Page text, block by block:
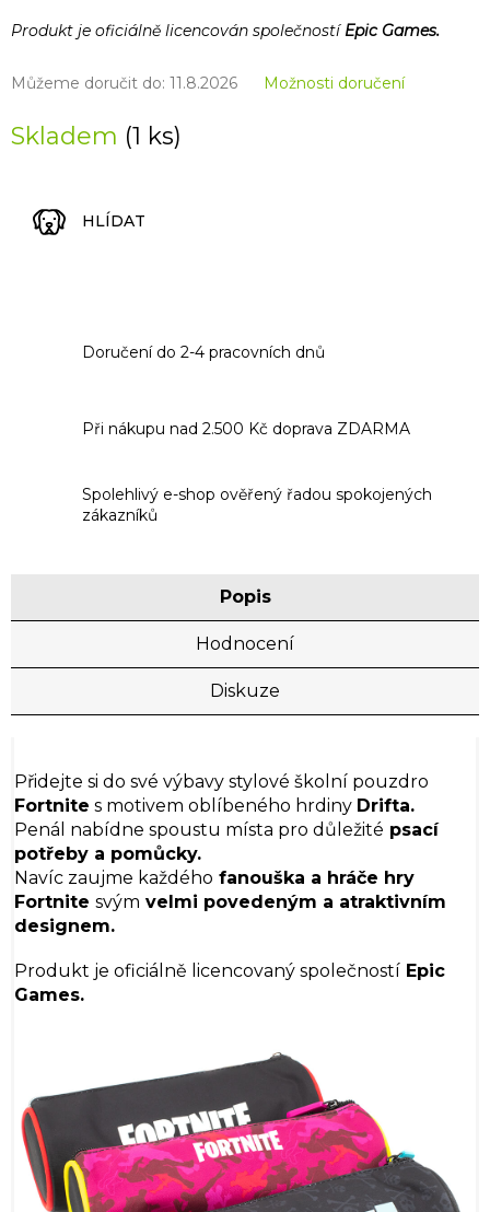
Skladem (1 ks)
Můžeme doručit do: 11.8.2026 Možnosti doručení
Produkt je oficiálně licencován společností Epic Games.
HLÍDAT
Doručení do 2-4 pracovních dnů
Při nákupu nad 2.500 Kč doprava ZDARMA
Spolehlivý e-shop ověřený řadou spokojených
zákazníků
Popis
Hodnocení
Diskuze
Přidejte si do své výbavy stylové školní pouzdro
Fortnite s motivem oblíbeného hrdiny Drifta.
Penál nabídne spoustu místa pro důležité psací
potřeby a pomůcky.
Navíc zaujme každého fanouška a hráče hry
Fortnite svým velmi povedeným a atraktivním
designem.
Produkt je oficiálně licencovaný společností Epic
Games.